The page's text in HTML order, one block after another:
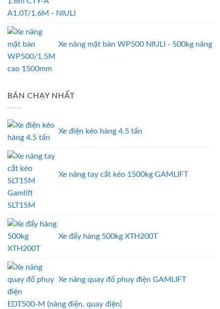
A1.0T/1.6M - NIULI
Xe nâng mặt bàn WP500 NIULI - 500kg nâng
cao 1500mm
BÁN CHẠY NHẤT
Xe điện kéo hàng 4.5 tấn
Xe nâng tay cắt kéo 1500kg GAMLIFT
SLT15M
Xe đẩy hàng 500kg XTH200T
Xe nâng quay đổ phuy điện GAMLIFT
EDT500-M (nâng điện, quay điện)